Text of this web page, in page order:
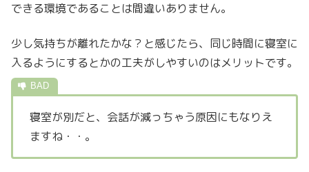
できる環境であることは間違いありません。
少し気持ちが離れたかな？と感じたら、同じ時間に寝室に
入るようにするとかの工夫がしやすいのはメリットです。
寝室が別だと、会話が減っちゃう原因にもなりえ
ますね・・。